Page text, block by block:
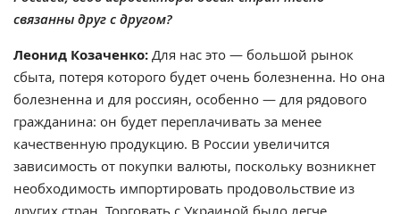
связанны друг с другом?
Леонид Козаченко: Для нас это — большой рынок
сбыта, потеря которого будет очень болезненна. Но она
болезненна и для россиян, особенно — для рядового
гражданина: он будет переплачивать за менее
качественную продукцию. В России увеличится
зависимость от покупки валюты, поскольку возникнет
необходимость импортировать продовольствие из